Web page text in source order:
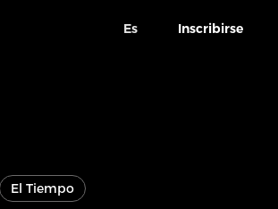
Es Inscribirse
El Tiempo